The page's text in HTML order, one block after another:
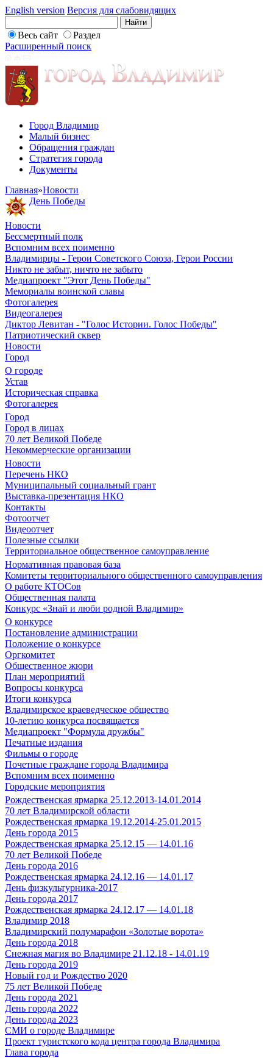
English version Версия для слабовидящих
Весь сайт
Раздел
Расширенный поиск
Город Владимир
Малый бизнес
Обращения граждан
Стратегия города
Документы
Главная»Новости
День Победы
Новости
Бессмертный полк
Вспомним всех поименно
Владимирцы - Герои Советского Союза, Герои России
Никто не забыт, ничто не забыто
Медиапроект "Этот День Победы"
Мемориалы воинской славы
Фотогалерея
Видеогалерея
Диктор Левитан - "Голос Истории. Голос Победы"
Патриотический сквер
Новости
Город
О городе
Устав
Историческая справка
Фотогалерея
Город
Город в лицах
70 лет Великой Победе
Некоммерческие организации
Новости
Перечень НКО
Муниципальный социальный грант
Выставка-презентация НКО
Контакты
Фотоотчет
Видеоотчет
Полезные ссылки
Территориальное общественное самоуправление
Нормативная правовая база
Комитеты территориального общественного самоуправления
О работе КТОСов
Общественная палата
Конкурс «Знай и люби родной Владимир»
О конкурсе
Постановление администрации
Положение о конкурсе
Оргкомитет
Общественное жюри
План мероприятий
Вопросы конкурса
Итоги конкурса
Владимирское краеведческое общество
10-летию конкурса посвящается
Медиапроект "Формула дружбы"
Печатные издания
Фильмы о городе
Почетные граждане города Владимира
Вспомним всех поименно
Городские мероприятия
Рождественская ярмарка 25.12.2013-14.01.2014
70 лет Владимирской области
Рождественская ярмарка 19.12.2014-25.01.2015
День города 2015
Рождественская ярмарка 25.12.15 — 14.01.16
70 лет Великой Победе
День города 2016
Рождественская ярмарка 24.12.16 — 14.01.17
День физкультурника-2017
День города 2017
Рождественская ярмарка 24.12.17 — 14.01.18
Владимир 2018
Владимирский полумарафон «Золотые ворота»
День города 2018
Снежная магия во Владимире 21.12.18 - 14.01.19
День города 2019
Новый год и Рождество 2020
75 лет Великой Победе
День города 2021
День города 2022
День города 2023
СМИ о городе Владимире
Проект туристского кода центра города Владимира
Глава города